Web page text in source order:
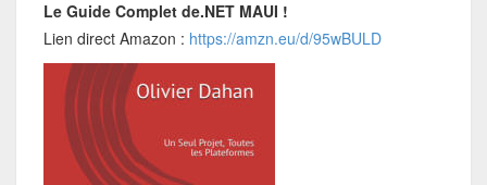
Le Guide Complet de.NET MAUI !
Lien direct Amazon : https://amzn.eu/d/95wBULD